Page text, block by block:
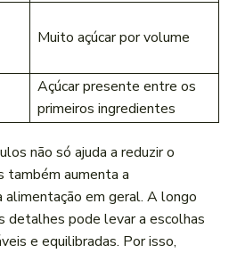
Muito açúcar por volume
Açúcar presente entre os
primeiros ingredientes
não só ajuda a reduzir o
também aumenta a
alimentação‍ em geral. A longo
detalhes pode levar a escolhas
e equilibradas. Por isso,